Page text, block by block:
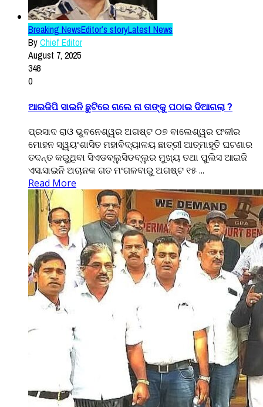
Breaking NewsEditor’s storyLatest News
ByChief Editor
August 7, 2025
348
0
ଆଇଜିପି ସାଇନି ଛୁଟିରେ ଗଲେ ନା ତାଙ୍କୁ ପଠାଇ ଦିଆଗଲା ?
ପ୍ରସାଦ ରାଓ ଭୁବନେଶ୍ୱର ଅଗଷ୍ଟ ୦୭ ବାଲେଶ୍ୱର ଫକୀର
ମୋହନ ସ୍ୱୟଂଶାସିତ ମହାବିଦ୍ୟାଳୟ ଛାତ୍ରୀ ଆତ୍ମାହୂତି ଘଟଣାର
ତଦନ୍ତ କରୁଥିବା ସିଏଡବ୍ଲୁସିଡବ୍ଲୁର ମୁଖ୍ୟ ତଥା ପୁଲିସ ଆଇଜି
ଏସ.ସାଇନି ଅଚାନକ ଗତ ମଂଗଳବାରୁ ଅଗଷ୍ଟ ୧୫ ...
Read More